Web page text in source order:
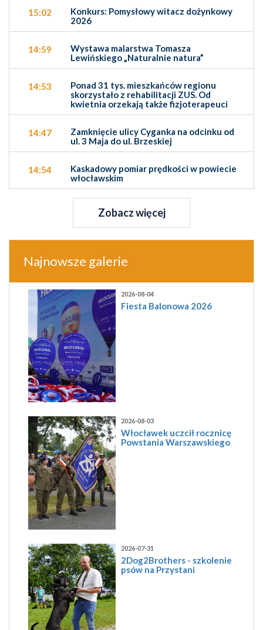
15:02
Konkurs: Pomysłowy witacz dożynkowy
2026
14:59
Wystawa malarstwa Tomasza
Lewińskiego „Naturalnie natura”
14:53
Ponad 31 tys. mieszkańców regionu
skorzystało z rehabilitacji ZUS. Od
kwietnia orzekają także fizjoterapeuci
14:47
Zamknięcie ulicy Cyganka na odcinku od
ul. 3 Maja do ul. Brzeskiej
14:54
Kaskadowy pomiar prędkości w powiecie
włocławskim
Zobacz więcej
Najnowsze galerie
2026-08-04
Fiesta Balonowa 2026
2026-08-03
Włocławek uczcił rocznicę
Powstania Warszawskiego
2026-07-31
2Dog2Brothers - szkolenie
psów na Przystani